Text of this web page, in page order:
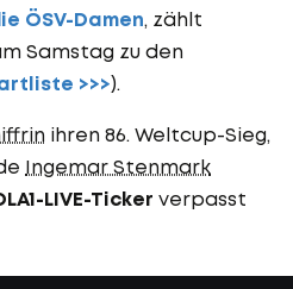
ÖSV-Damen, zählt
Samstag zu den
>>>).
ihren 86. Weltcup-Sieg,
Ingemar Stenmark
LIVE-Ticker verpasst